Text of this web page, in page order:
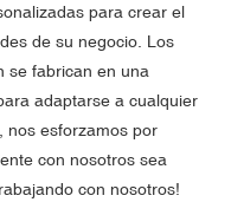
para crear el
de su negocio. Los
se fabrican en una
adaptarse a cualquier
nos esforzamos por
con nosotros sea
con nosotros!